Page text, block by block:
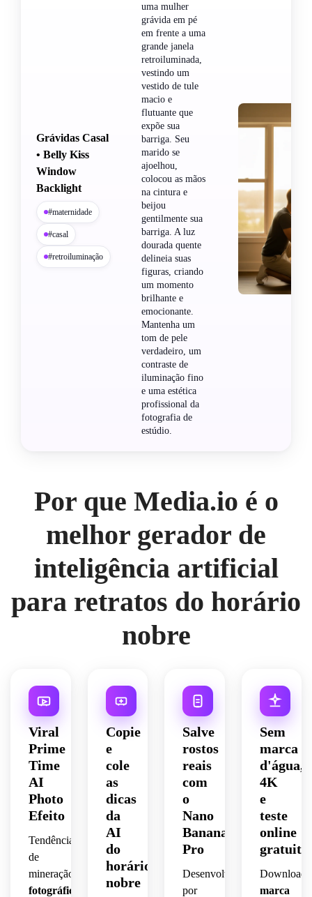
Grávidas Casal
• Belly Kiss
Window
Backlight
#maternidade
#casal
#retroiluminação
uma mulher
grávida em pé
em frente a uma
grande janela
retroiluminada,
vestindo um
vestido de tule
macio e
flutuante que
expõe sua
barriga. Seu
marido se
ajoelhou,
colocou as mãos
na cintura e
beijou
gentilmente sua
barriga. A luz
dourada quente
delineia suas
figuras, criando
um momento
brilhante e
emocionante.
Mantenha um
tom de pele
verdadeiro, um
contraste de
iluminação fino
e uma estética
profissional da
fotografia de
estúdio.
Por que Media.io é o
melhor gerador de
inteligência artificial
para retratos do horário
nobre
Viral
Prime
Time
AI
Photo
Efeito
Tendências
de
mineração
fotográfico
Copie
e
cole
as
dicas
da
AI
do
horário
nobre
Salve
rostos
reais
com
o
Nano
Banana
Pro
Desenvolvido
por
Sem
marca
d'água,
4K
e
teste
online
gratuito
Download
marca